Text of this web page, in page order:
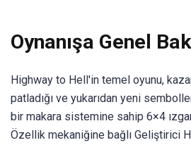
Oynanışa Genel
Highway to Hell'in temel oyunu,
patladığı ve yukarıdan yeni
bir makara sistemine sahip 6×4
Özellik mekaniğine bağlı Geliştirici